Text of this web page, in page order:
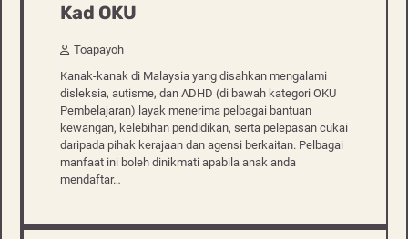
Kad OKU
Toapayoh
Kanak-kanak di Malaysia yang disahkan mengalami
disleksia, autisme, dan ADHD (di bawah kategori OKU
Pembelajaran) layak menerima pelbagai bantuan
kewangan, kelebihan pendidikan, serta pelepasan cukai
daripada pihak kerajaan dan agensi berkaitan. Pelbagai
manfaat ini boleh dinikmati apabila anak anda
mendaftar…